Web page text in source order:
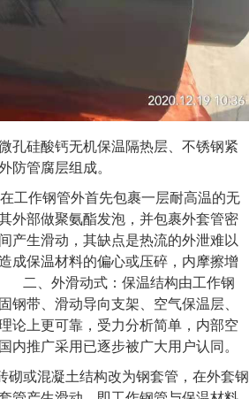
孔硅酸钙无机保温隔热层、不锈钢紧
防管腐层组成。
工作钢管外首先包裹一层耐高温的无
外部做聚氨酯发泡，并包裹外套管密
产生滑动，其缺点是热流的外泄难以
成保温材料的偏心或压碎，内摩擦增
构由工作钢
带、滑动导向支架、空气保温层、
论上更可靠，受力分析简单，内部空
推广采用已逐步被广大用户认同。
或混凝土结构改为钢套管，在外套钢